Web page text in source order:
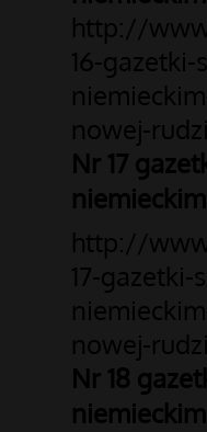
http://
16-
nowej-
Nr 17
niemieckim
http://
17-
nowej-
Nr 18
niemieckim